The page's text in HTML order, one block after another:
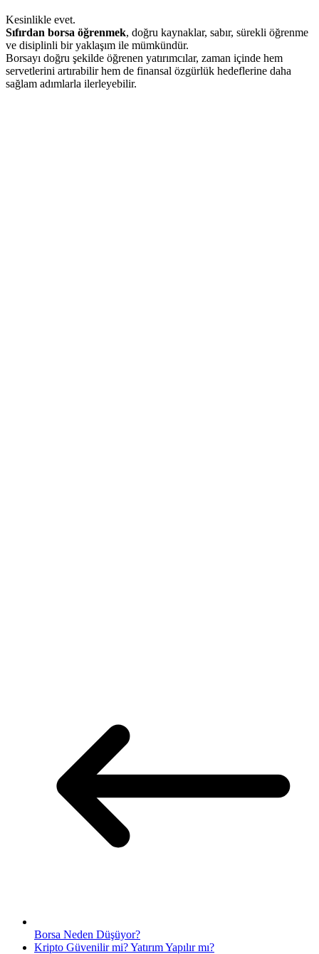
Kesinlikle evet.
Sıfırdan borsa öğrenmek, doğru kaynaklar, sabır, sürekli öğrenme
ve disiplinli bir yaklaşım ile mümkündür.
Borsayı doğru şekilde öğrenen yatırımcılar, zaman içinde hem
servetlerini artırabilir hem de finansal özgürlük hedeflerine daha
sağlam adımlarla ilerleyebilir.
Borsa Neden Düşüyor?
Kripto Güvenilir mi? Yatırım Yapılır mı?